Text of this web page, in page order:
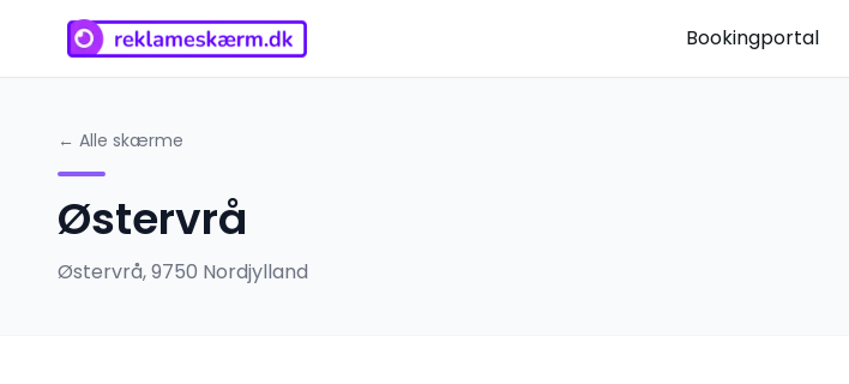
Bookingportal
← Alle skærme
Østervrå
Østervrå,9750 Nordjylland